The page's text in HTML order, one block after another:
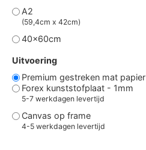
A2
(59,4cm x 42cm)
40x60cm
Uitvoering
Premium gestreken mat papier
Forex kunststofplaat - 1mm
5-7 werkdagen levertijd
Canvas op frame
4-5 werkdagen levertijd